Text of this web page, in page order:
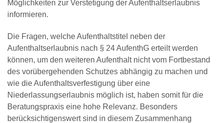
Möglichkeiten zur Verstetigung der Aufenthaltserlaubnis
informieren.
Die Fragen, welche Aufenthaltstitel neben der
Aufenthaltserlaubnis nach § 24 AufenthG erteilt werden
können, um den weiteren Aufenthalt nicht vom Fortbestand
des vorübergehenden Schutzes abhängig zu machen und
wie die Aufenthaltsverfestigung über eine
Niederlassungserlaubnis möglich ist, haben somit für die
Beratungspraxis eine hohe Relevanz. Besonders
berücksichtigenswert sind in diesem Zusammenhang